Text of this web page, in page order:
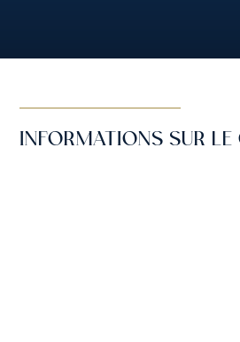
INFORMATIONS SUR LE